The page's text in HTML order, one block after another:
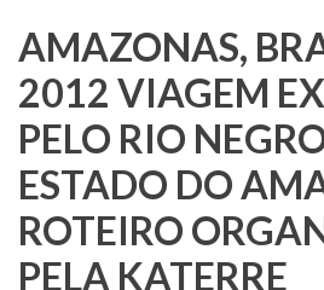
AMAZONAS,
2012 VIAGEM
PELO RIO
ESTADO DO
ROTEIRO
PELA KATERRE